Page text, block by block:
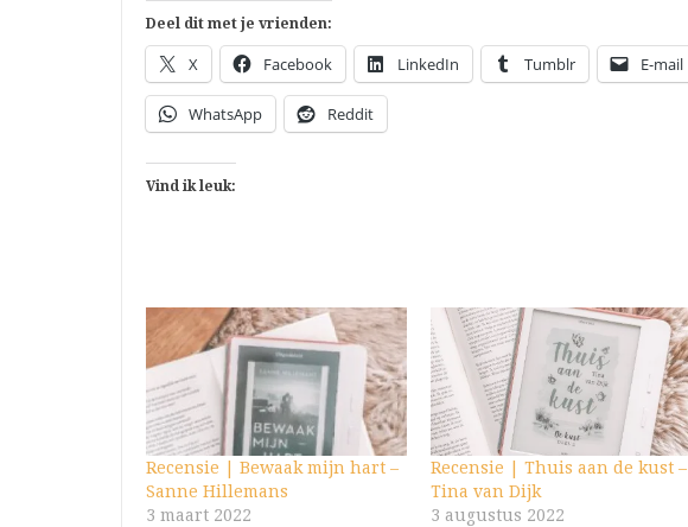
Deel dit met je vrienden:
X Facebook LinkedIn Tumblr E-mail
WhatsApp Reddit
Vind ik leuk:
Recensie | Bewaak mijn hart –
Sanne Hillemans
3 maart 2022
Recensie | Thuis aan de kust –
Tina van Dijk
3 augustus 2022